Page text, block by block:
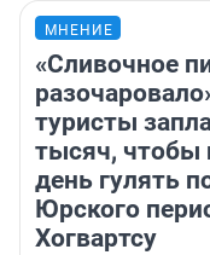
МНЕНИЕ
«Сливочное
туристы
тысяч, чтобы
день гулять
Юрского
Хогвартсу